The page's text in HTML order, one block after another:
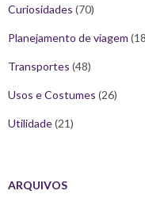
Curiosidades (70)
Planejamento de viagem
Transportes (48)
Usos e Costumes (26)
Utilidade(21)
ARQUIVOS